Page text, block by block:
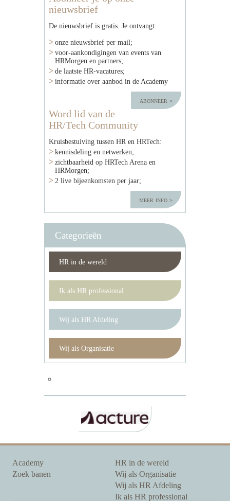
nieuwsbrief
De nieuwsbrief is gratis. Je ontvangt:
onze nieuwsbrief per mail;
voor-aankondigingen van events van
HRMorgen en partners;
de laatste HR-vacatures;
informatie over aanbod in de Academy
abonneer
Word lid van de
HR/Tech Community
Kruisbestuiving tussen HR en HRTech:
kennisdeling en netwerken;
zichtbaarheid op HRTech Arena en
HRMorgen;
2 live bijeenkomsten per jaar;
meer info
Categorieën
HR in de wereld
Ik als HR professional
Wij als HR Afdeling
Wij als Organisatie
Academy
Zoek banen
HR in de wereld
Wij als Organisatie
Wij als HR Afdeling
Ik als HR professional